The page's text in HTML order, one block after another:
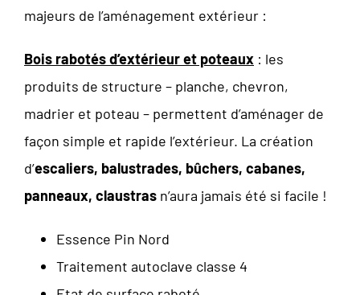
majeurs de l’aménagement extérieur :
Bois rabotés d’extérieur et poteaux : les
produits de structure – planche, chevron,
madrier et poteau – permettent d’aménager de
façon simple et rapide l’extérieur. La création
d’escaliers, balustrades, bûchers, cabanes,
panneaux, claustras n’aura jamais été si facile !
Essence Pin Nord
Traitement autoclave classe 4